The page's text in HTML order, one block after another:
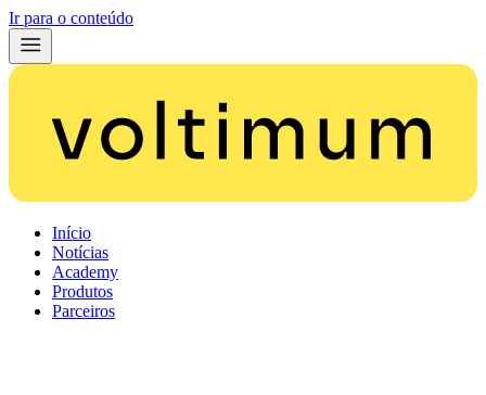
Ir para o conteúdo
Início
Notícias
Academy
Produtos
Parceiros